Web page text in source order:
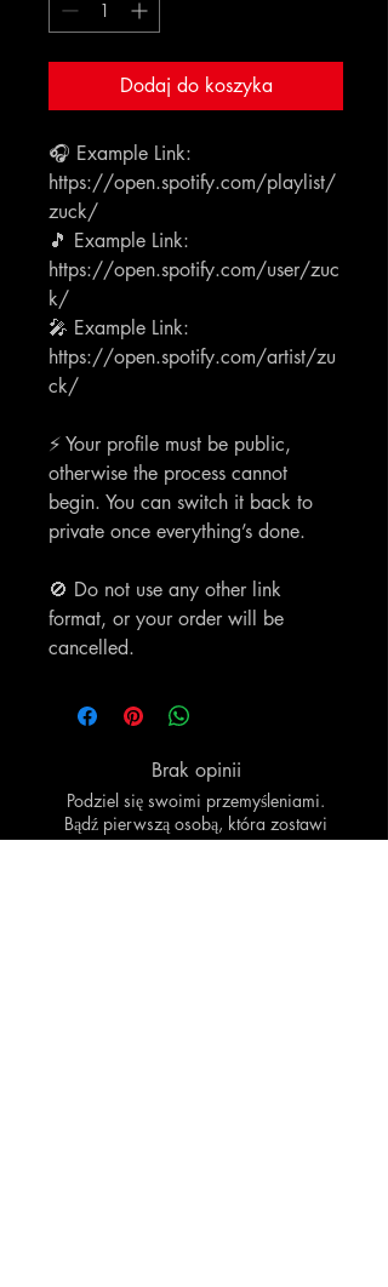
Dodaj do koszyka
🎧 Example Link:
https://open.spotify.com/playlist/
zuck/
🎵 Example Link:
https://open.spotify.com/user/zuc
k/
🎤 Example Link:
https://open.spotify.com/artist/zu
ck/
⚡ Your profile must be public,
otherwise the process cannot
begin. You can switch it back to
private once everything’s done.
🚫 Do not use any other link
format, or your order will be
cancelled.
Brak opinii
Podziel się swoimi przemyśleniami.
Bądź pierwszą osobą, która zostawi
opinię.